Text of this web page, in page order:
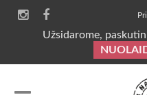
Užsidarome,